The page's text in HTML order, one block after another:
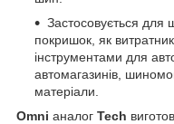
Застосовується
покришок, як
інструментами для
автомагазинів,
матеріали.
Omni аналог Tech